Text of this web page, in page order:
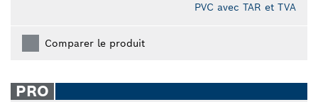
PVC avec TAR et TVA
Comparer le produit
PRO